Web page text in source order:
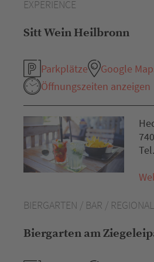
EXPERIENCE
Sitt Wein Heilbronn
Parkplätze
Google
Öffnungszeiten anzeigen
BIERGARTEN / BAR /
Biergarten am